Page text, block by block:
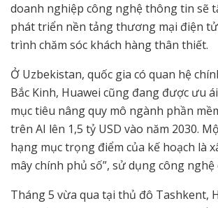
doanh nghiệp công nghệ thông tin sẽ
phát triển nền tảng thương mại điện
trình chăm sóc khách hàng thân thiết.
Ở Uzbekistan, quốc gia có quan hệ
Bắc Kinh, Huawei cũng đang được ưu
mục tiêu nâng quy mô ngành phần
trên AI lên 1,5 tỷ USD vào năm 2030.
hạng mục trọng điểm của kế hoạch là
mây chính phủ số”, sử dụng công nghệ
Tháng 5 vừa qua tại thủ đô Tashkent,